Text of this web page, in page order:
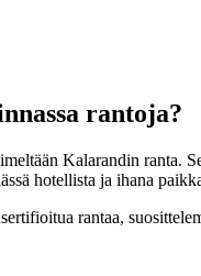
rantoja?
Kalarandin ranta.
hotellista ja ihana
rantaa,